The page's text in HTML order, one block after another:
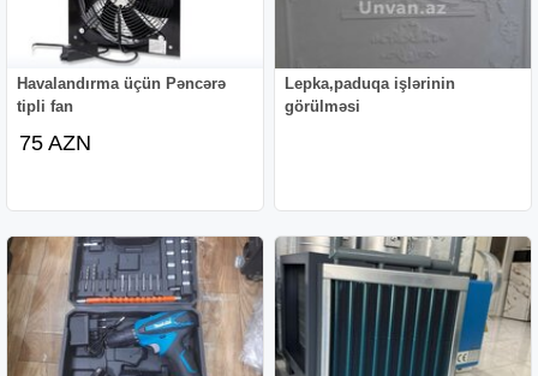
Havalandırma üçün Pəncərə
tipli fan
75 AZN
Lepka,paduqa işlərinin
görülməsi